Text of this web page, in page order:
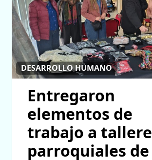
DESARROLLO HUMANO
Entregaron
elementos de
trabajo a
parroquiales de